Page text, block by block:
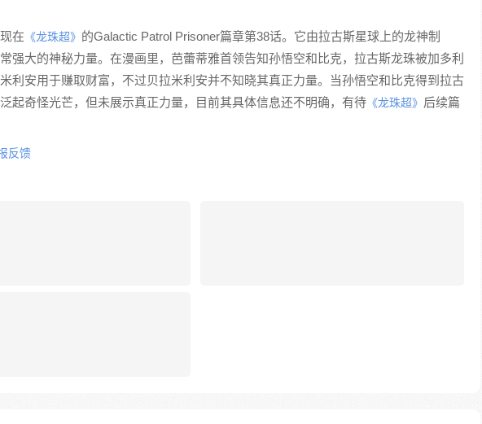
在 《龙珠超》 的Galactic Patrol Prisoner篇章第38话。它由拉古斯星球上的龙神制
强大的神秘力量。在漫画里，芭蕾蒂雅首领告知孙悟空和比克，拉古斯龙珠被加多利
利安用于赚取财富，不过贝拉米利安并不知晓其真正力量。当孙悟空和比克得到拉古
起奇怪光芒，但未展示真正力量，目前其具体信息还不明确，有待 《龙珠超》 后续篇
反馈